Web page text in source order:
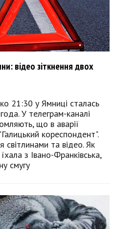
відео зіткнення двох
21:30 у Ямниці сталась
У телеграм-каналі
що в аварії
кореспондент".
світлинами та відео. Як
з Івано-Франківська,
смугу